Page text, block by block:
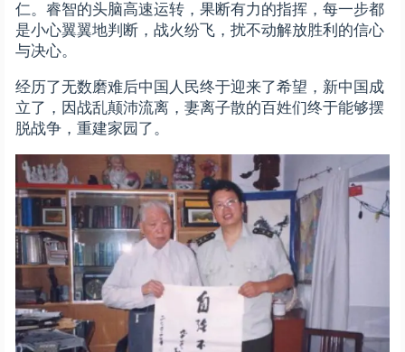
仁。睿智的头脑高速运转，果断有力的指挥，每一步都
是小心翼翼地判断，战火纷飞，扰不动解放胜利的信心
与决心。
经历了无数磨难后中国人民终于迎来了希望，新中国成
立了，因战乱颠沛流离，妻离子散的百姓们终于能够摆
脱战争，重建家园了。